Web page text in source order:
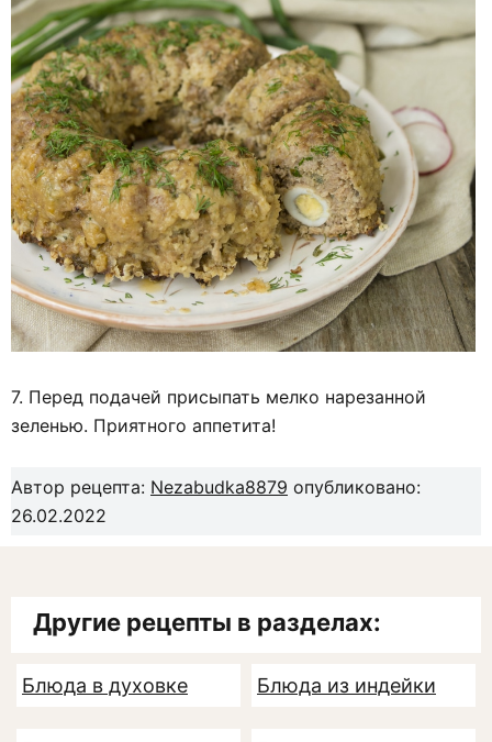
7. Перед подачей присыпать мелко нарезанной
зеленью. Приятного аппетита!
Автор рецепта: Nezabudka8879 опубликовано:
26.02.2022
Другие рецепты в разделах:
Блюда в духовке Блюда из индейки